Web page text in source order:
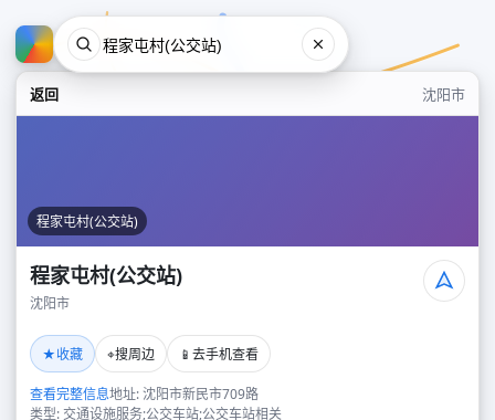
返回 沈阳市
程家屯村(公交站)
程家屯村(公交站)
沈阳市
★收藏 ⌖搜周边 📱 去手机查看
查看完整信息地址: 沈阳市新民市709路
类型: 交通设施服务;公交车站;公交车站相关